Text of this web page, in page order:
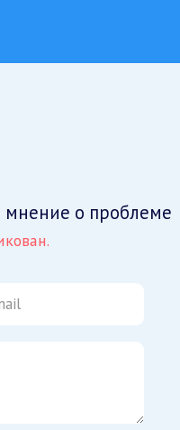
мнение о проблеме